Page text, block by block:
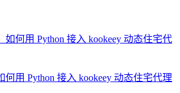
何用 Python 接入 kookeey 动态住宅代理